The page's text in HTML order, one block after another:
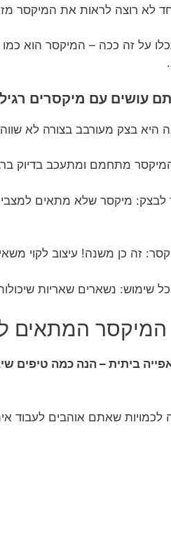
לא רוצה לראות את המיקסר
על זה ככה – המיקסר הוא
בצק מעורבב בצורה לא שווה
מתחמם ומתעכב בדיוק
לבצק: מיקסר שלא מתאים
זה כן משנה! עיצוב לקוי
כל שימוש: נשארים שאריות
המיקסר המתאים
ביתית – הנה כמה טיפים
שאתם אוהבים לעבוד